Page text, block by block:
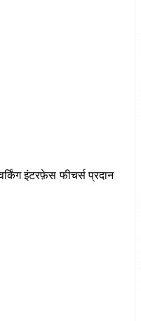
इंटरफ़ेस फीचर्स प्रदान